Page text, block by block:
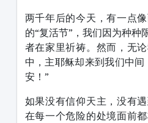
两千年后的今天，有一点
的“复活节”，我们因为种种
者在家里祈祷。然而，无
中，主耶稣却来到我们中
安！”
如果没有信仰天主，没有
在每一个危险的处境面前